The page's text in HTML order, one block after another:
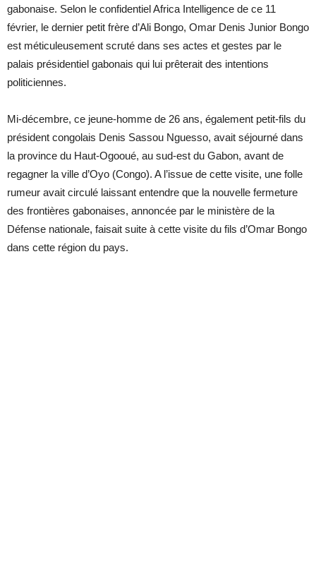
gabonaise. Selon le confidentiel Africa Intelligence de ce 11
février, le dernier petit frère d’Ali Bongo, Omar Denis Junior Bongo
est méticuleusement scruté dans ses actes et gestes par le
palais présidentiel gabonais qui lui prêterait des intentions
politiciennes.
Mi-décembre, ce jeune-homme de 26 ans, également petit-fils du
président congolais Denis Sassou Nguesso, avait séjourné dans
la province du Haut-Ogooué, au sud-est du Gabon, avant de
regagner la ville d’Oyo (Congo). A l’issue de cette visite, une folle
rumeur avait circulé laissant entendre que la nouvelle fermeture
des frontières gabonaises, annoncée par le ministère de la
Défense nationale, faisait suite à cette visite du fils d’Omar Bongo
dans cette région du pays.